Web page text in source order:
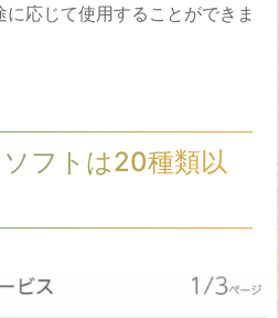
応じて使用することができま
フトは20種類以